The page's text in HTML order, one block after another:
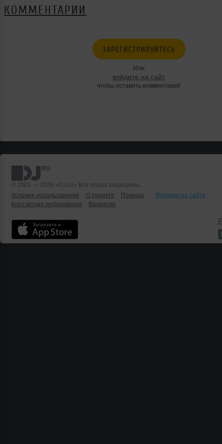
КОММЕНТАРИИ
ЗАРЕГИСТРИРУЙТЕСЬ
Или
войдите на сайт
чтобы оставить комментарий
© 2001 — 2026 «DJ.ru» Все права защищены.
Условия использования
О проекте Помощь
Реклама на сайте
Контактная информация
Вакансии